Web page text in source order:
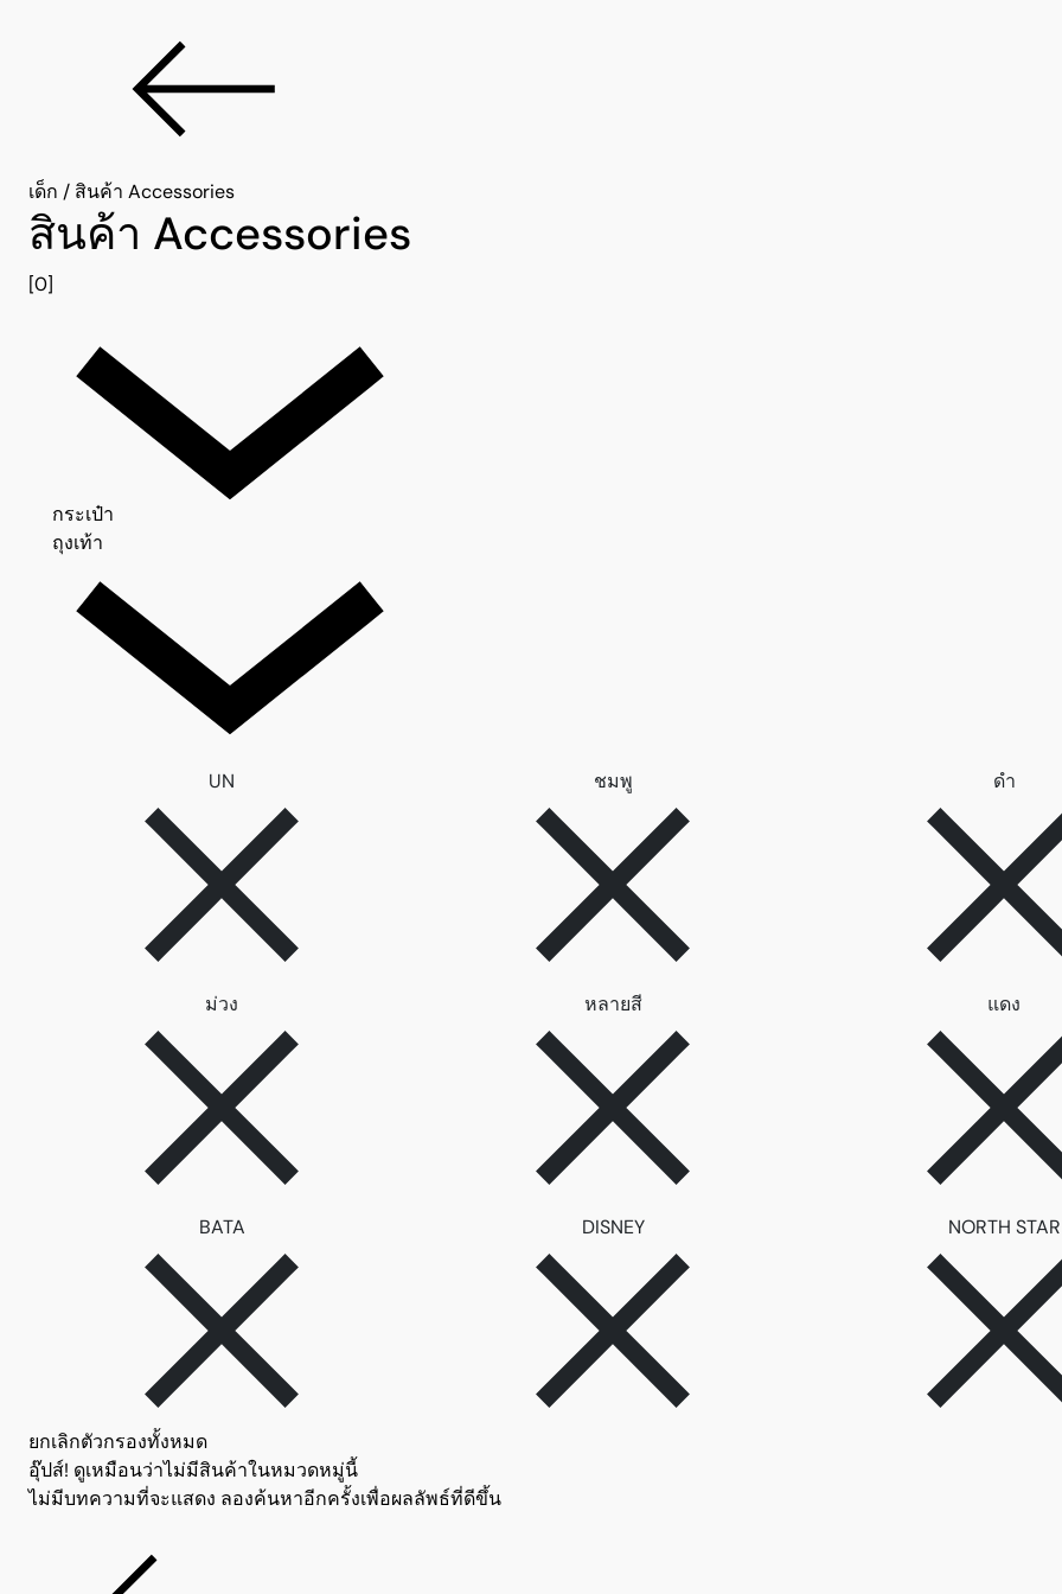
เด็ก / สินค้า Accessories
สินค้า Accessories
[0]
กระเป๋า
ถุงเท้า
UN ชมพูลบตัวกรอง ชมพู ดำลบตัว
ม่วง หลายสีลบตัวกรอง หลายสี แดง
BATAลบตัวกรอง BATA DISNEYลบตัวกรอง DISNEY NORTH STAR
ยกเลิกตัวกรองทั้งหมด
อุ๊ปส์! ดูเหมือนว่าไม่มีสินค้าในหมวดหมู่นี้
ไม่มีบทความที่จะแสดง ลองค้นหาอีกครั้งเพื่อผลลัพธ์ที่ดีขึ้น